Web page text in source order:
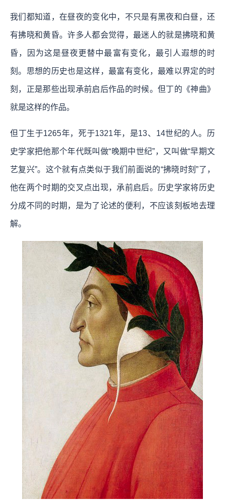
我们都知道，在昼夜的变化中，不只是有黑夜和白昼，还
有拂晓和黄昏。许多人都会觉得，最迷人的就是拂晓和黄
昏，因为这是昼夜更替中最富有变化，最引人遐想的时
刻。思想的历史也是这样，最富有变化，最难以界定的时
刻，正是那些出现承前启后作品的时候。但丁的《神曲》
就是这样的作品。
但丁生于1265年，死于1321年，是13、14世纪的人。历
史学家把他那个年代既叫做“晚期中世纪”，又叫做“早期文
艺复兴”。这个就有点类似于我们前面说的“拂晓时刻”了，
他在两个时期的交叉点出现，承前启后。历史学家将历史
分成不同的时期，是为了论述的便利，不应该刻板地去理
解。